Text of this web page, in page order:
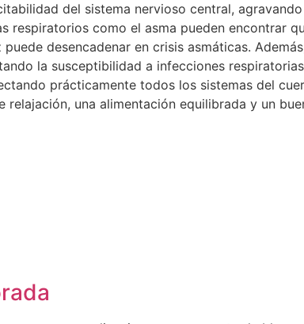
del sistema nervioso central,
respiratorios como el asma pueden encontrar
desencadenar en crisis asmáticas.
la susceptibilidad a infecciones
prácticamente todos los sistemas del
una alimentación equilibrada y un